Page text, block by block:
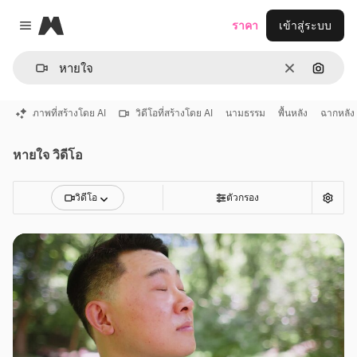
Close menu
Magnific
ชัดเจนค้นหา
ราคา เข้าสู่ระบบ
ภาพที่สร้างโดย AI วิดีโอที่สร้างโดย AI นามธรรม พื้นหลัง ฉากหลัง
หายใจ วิดีโอ
วิดีโอ ตัวกรอง